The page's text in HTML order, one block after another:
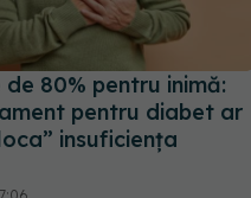
80% pentru inimă:
pentru diabet ar
insuficiența